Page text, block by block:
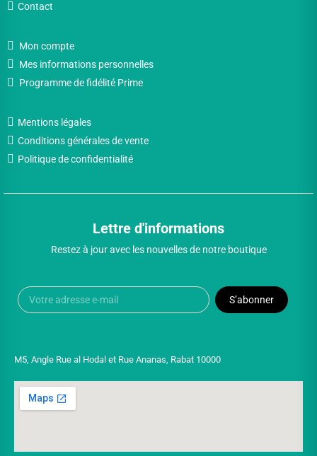
Contact
Mon compte
Mes informations personnelles
Programme de fidélité Prime
Mentions légales
Conditions générales de vente
Politique de confidentialité
Lettre d'informations
Restez à jour avec les nouvelles de notre boutique
S’abonner
M5, Angle Rue al Hodal et Rue Ananas, Rabat 10000